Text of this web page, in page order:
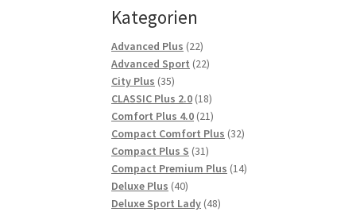
Kategorien
Advanced Plus 2222
Produkte
Advanced Sport 2222
City Plus 3535
Produkte
CLASSIC Plus 2.0 1818
Produkte
Comfort Plus 4.0 2121
Produkte
Compact Comfort Plus 3232
Compact Plus S 3131
Produkte
Compact Premium Plus 1414
Deluxe Plus 4040
Produkte
Deluxe Sport Lady 4848